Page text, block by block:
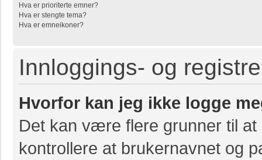
Hva er prioriterte emner?
Hva er stengte tema?
Hva er emneikoner?
Innloggings- og
Hvorfor kan jeg ikke logge
Det kan være flere grunner til
kontrollere at brukernavnet og